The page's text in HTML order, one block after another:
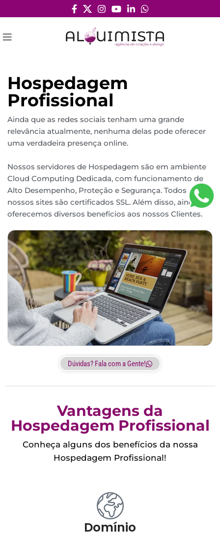
Hospedagem
Profissional
Ainda que as redes sociais tenham uma grande
relevância atualmente, nenhuma delas pode oferecer
uma verdadeira presença online.
Nossos servidores de Hospedagem são em ambiente
Cloud Computing Dedicada, com funcionamento de
Alto Desempenho, Proteção e Segurança. Todos
nossos sites são certificados SSL. Além disso, ainda
oferecemos diversos benefícios aos nossos Clientes.
Dúvidas? Fala com a Gente!
Vantagens da
Hospedagem Profissional
Conheça alguns dos benefícios da nossa
Hospedagem Profissional!
Domínio